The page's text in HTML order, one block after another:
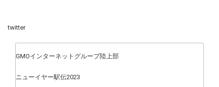
twitter
GMOインターネットグループ陸上部
ニューイヤー駅伝2023